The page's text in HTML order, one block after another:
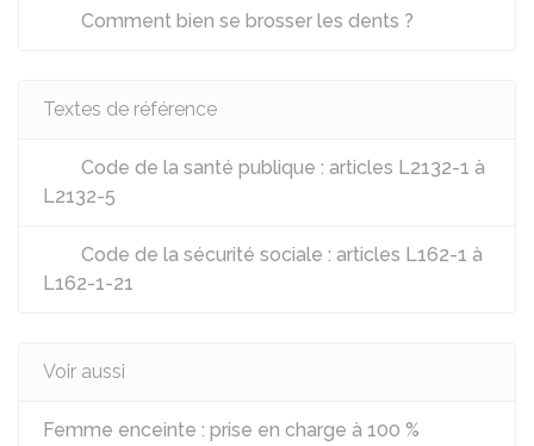
Comment bien se brosser les dents ?
Textes de référence
Code de la santé publique : articles L2132-1 à
L2132-5
Code de la sécurité sociale : articles L162-1 à
L162-1-21
Voir aussi
Femme enceinte : prise en charge à 100 %